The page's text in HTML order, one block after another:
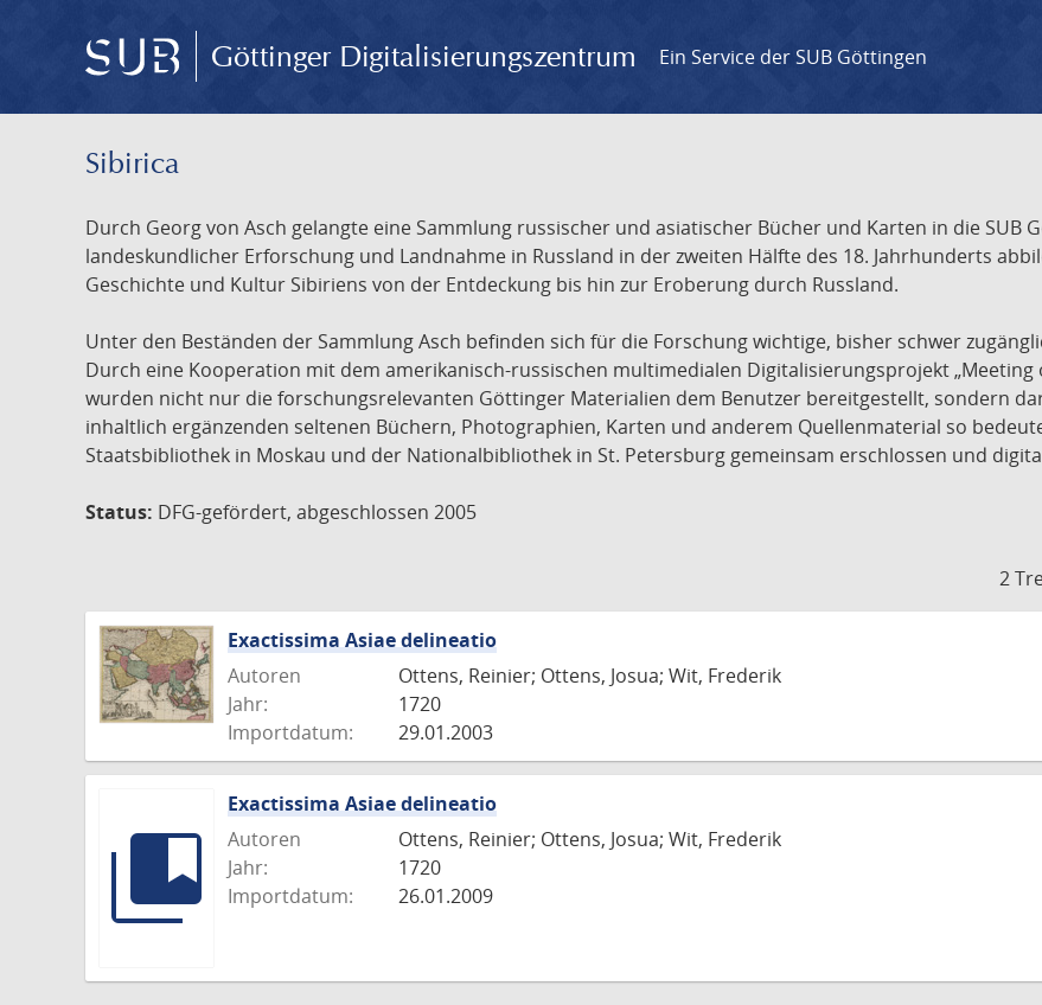
Göttinger Digitalisierungszentrum Ein Service der SUB Göttingen
Sibirica
Durch Georg von Asch gelangte eine Sammlung russischer und asiatischer Bücher und Karten in die SUB
landeskundlicher Erforschung und Landnahme in Russland in der zweiten Hälfte des 18. Jahrhunderts
Geschichte und Kultur Sibiriens von der Entdeckung bis hin zur Eroberung durch Russland.
Unter den Beständen der Sammlung Asch befinden sich für die Forschung wichtige, bisher schwer
Durch eine Kooperation mit dem amerikanisch-russischen multimedialen Digitalisierungsprojekt
wurden nicht nur die forschungsrelevanten Göttinger Materialien dem Benutzer bereitgestellt, sondern
inhaltlich ergänzenden seltenen Büchern, Photographien, Karten und anderem Quellenmaterial so
Staatsbibliothek in Moskau und der Nationalbibliothek in St. Petersburg gemeinsam erschlossen und
Status: DFG-gefördert, abgeschlossen 2005
2
Exactissima Asiae delineatio
Autoren
Ottens, Reinier; Ottens, Josua; Wit, Frederik
Jahr:
1720
Importdatum:
29.01.2003
Exactissima Asiae delineatio
Autoren
Ottens, Reinier; Ottens, Josua; Wit, Frederik
Jahr:
1720
Importdatum:
26.01.2009